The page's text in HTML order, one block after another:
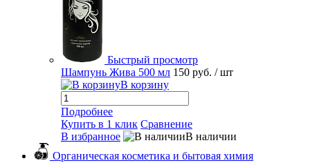
Быстрый просмотр
Шампунь Жива 500 мл 150 руб. / шт
В корзину
Подробнее
Купить в 1 клик Сравнение
В избранное
В наличии
Органическая косметика и бытовая химия